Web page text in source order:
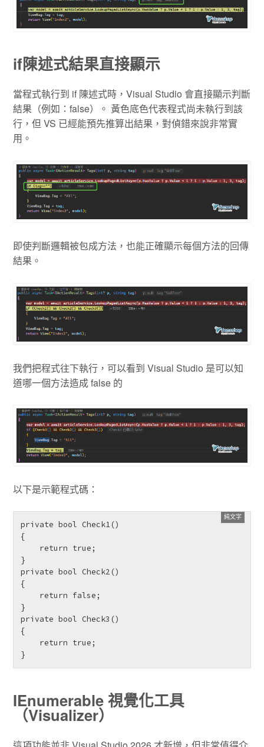
if陳述式結果直接顯示
當程式執行到 if 陳述式時，Visual Studio 會直接顯示判斷
結果（例如：false）。 黃色底色代表程式尚未執行到該
行，但 VS 已經能預先推算出結果，對偵錯來說非常實
用。
即使判斷邏輯被包成方法，也能正確顯示每個方法的回傳
結果。
我們把程式往下執行，可以看到 Visual Studio 是可以知
道哪一個方法造成 false 的
以下是示範程式碼：
private bool Check1()
{
}
private bool Check2()
{
}
private bool Check3()
{
IEnumerable 視覺化工具
（Visualizer）